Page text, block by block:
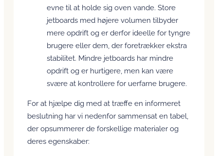
evne til at holde sig oven vande. Store
jetboards med højere volumen tilbyder
mere opdrift og er derfor ideelle for tyngre
brugere eller dem, der foretrækker ekstra
stabilitet. Mindre jetboards har mindre
opdrift og er hurtigere, men kan være
svære at kontrollere for uerfarne brugere.
For at hjælpe dig med at træffe en informeret
beslutning har vi nedenfor sammensat en tabel,
der opsummerer de forskellige materialer og
deres egenskaber: